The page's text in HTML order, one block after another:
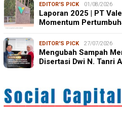
EDITOR'S PICK 01/08/2026
Laporan 2025 | PT
Momentum
EDITOR'S PICK 27/07/2026
Mengubah Sampah
Disertasi Dwi N. Tanri